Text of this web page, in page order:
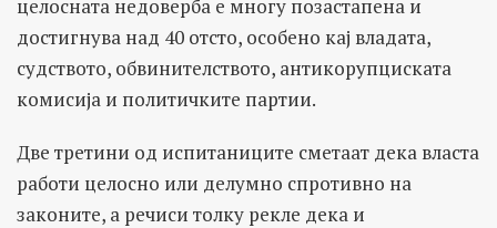
целосната недоверба е многу позастапена и
достигнува над 40 отсто, особено кај владата,
судството, обвинителството, антикорупциската
комисија и политичките партии.
Две третини од испитаниците сметаат дека власта
работи целосно или делумно спротивно на
законите, а речиси толку рекле дека и